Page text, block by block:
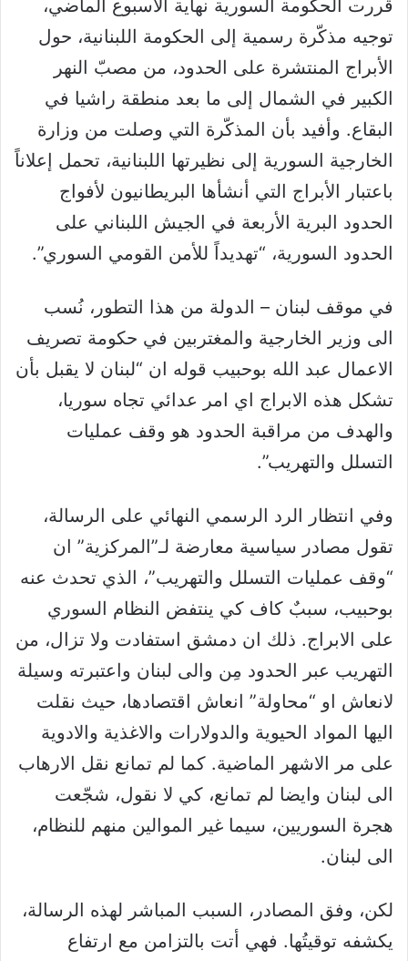
قررت الحكومة السورية نهاية الاسبوع الماضي،
توجيه مذكّرة رسمية إلى الحكومة اللبنانية، حول
الأبراج المنتشرة على الحدود، من مصبّ النهر
الكبير في الشمال إلى ما بعد منطقة راشيا في
البقاع. وأفيد بأن المذكّرة التي وصلت من وزارة
الخارجية السورية إلى نظيرتها اللبنانية، تحمل إعلاناً
باعتبار الأبراج التي أنشأها البريطانيون لأفواج
الحدود البرية الأربعة في الجيش اللبناني على
الحدود السورية، “تهديداً للأمن القومي السوري”.
في موقف لبنان – الدولة من هذا التطور، نُسب
الى وزير الخارجية والمغتربين في حكومة تصريف
الاعمال عبد الله بوحبيب قوله ان “لبنان لا يقبل بأن
تشكل هذه الابراج اي امر عدائي تجاه سوريا،
والهدف من مراقبة الحدود هو وقف عمليات
التسلل والتهريب”.
وفي انتظار الرد الرسمي النهائي على الرسالة،
تقول مصادر سياسية معارضة لـ”المركزية” ان
“وقف عمليات التسلل والتهريب”، الذي تحدث عنه
بوحبيب، سببٌ كاف كي ينتفض النظام السوري
على الابراج. ذلك ان دمشق استفادت ولا تزال، من
التهريب عبر الحدود مِن والى لبنان واعتبرته وسيلة
لانعاش او “محاولة” انعاش اقتصادها، حيث نقلت
اليها المواد الحيوية والدولارات والاغذية والادوية
على مر الاشهر الماضية. كما لم تمانع نقل الارهاب
الى لبنان وايضا لم تمانع، كي لا نقول، شجّعت
هجرة السوريين، سيما غير الموالين منهم للنظام،
الى لبنان.
لكن، وفق المصادر، السبب المباشر لهذه الرسالة،
يكشفه توقيتُها. فهي أتت بالتزامن مع ارتفاع